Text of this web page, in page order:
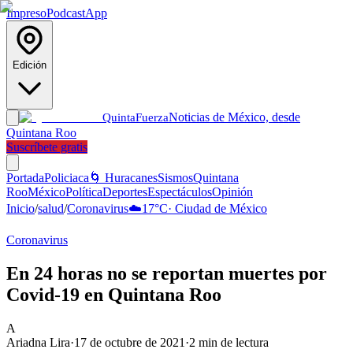
ImpresoPodcastApp
Edición
QuintaFuerzaNoticias de México, desde
Quintana Roo
Suscríbete gratis
PortadaPoliciaca 🌀 HuracanesSismosQuintana
RooMéxicoPolíticaDeportesEspectáculosOpinión
Inicio/salud/Coronavirus☁️17°C· Ciudad de México
Coronavirus
En 24 horas no se reportan muertes por
Covid-19 en Quintana Roo
A
Ariadna Lira·17 de octubre de 2021 ·2 min de lectura